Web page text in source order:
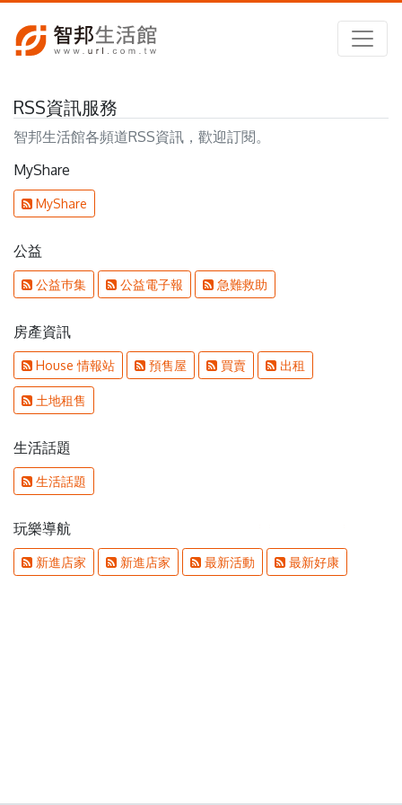
RSS資訊服務
智邦生活館各頻道RSS資訊，歡迎訂閱。
MyShare
MyShare
公益
公益巿集 公益電子報 急難救助
房產資訊
House 情報站 預售屋 買賣 出租
土地租售
生活話題
生活話題
玩樂導航
新進店家 新進店家 最新活動 最新好康